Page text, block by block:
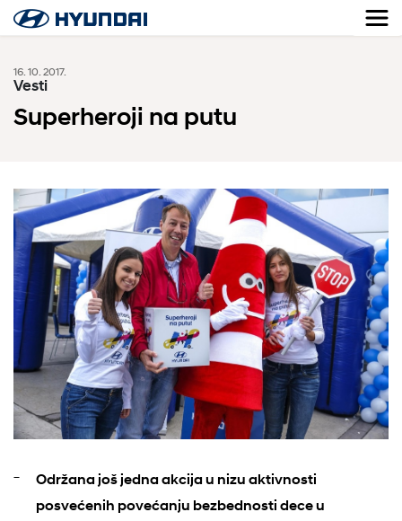
16. 10. 2017.
Vesti
Superheroji na putu
Održana još jedna akcija u nizu aktivnosti
posvećenih povećanju bezbednosti dece u